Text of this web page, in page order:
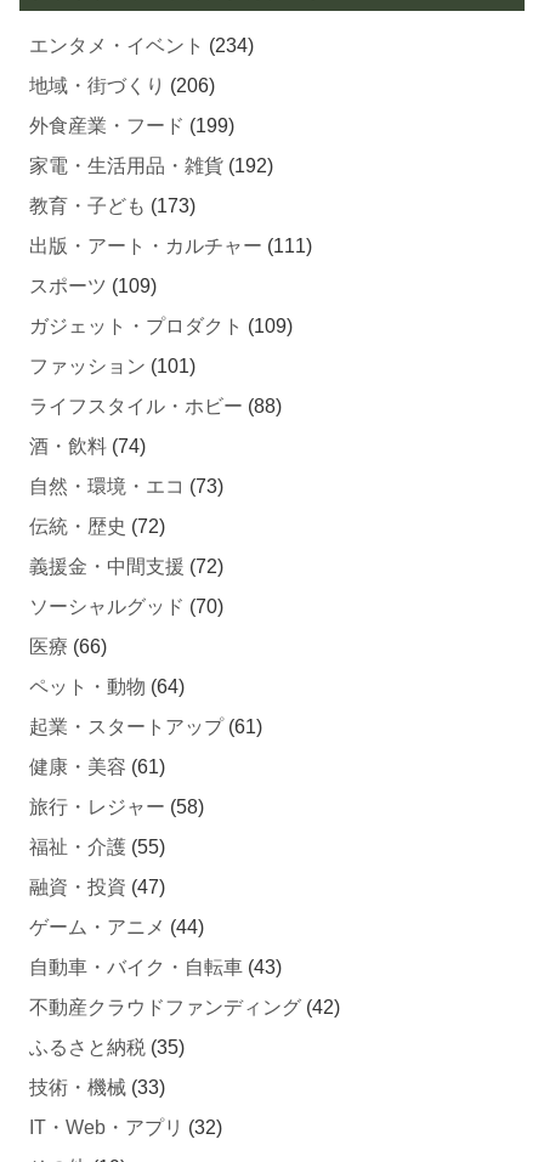
エンタメ・イベント(234)
地域・街づくり(206)
外食産業・フード(199)
家電・生活用品・雑貨(192)
教育・子ども(173)
出版・アート・カルチャー
スポーツ (109)
ガジェット・プロダクト
ファッション (101)
ライフスタイル・ホビー
酒・飲料 (74)
自然・環境・エコ
伝統・歴史 (72)
義援金・中間支援
ソーシャルグッド (70)
医療 (66)
ペット・動物
起業・スタートアップ
健康・美容 (61)
旅行・レジャー
福祉・介護(55)
融資・投資 (47)
ゲーム・アニメ
自動車・バイク・自転車
不動産クラウドファンディング
ふるさと納税 (35)
技術・機械(33)
IT・Web・アプリ
その他(19)